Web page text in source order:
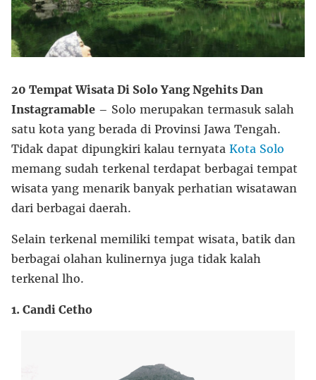
20 Tempat Wisata Di Solo Yang Ngehits Dan
Instagramable – Solo merupakan termasuk salah
satu kota yang berada di Provinsi Jawa Tengah.
Tidak dapat dipungkiri kalau ternyata Kota Solo
memang sudah terkenal terdapat berbagai tempat
wisata yang menarik banyak perhatian wisatawan
dari berbagai daerah.
Selain terkenal memiliki tempat wisata, batik dan
berbagai olahan kulinernya juga tidak kalah
terkenal lho.
1. Candi Cetho